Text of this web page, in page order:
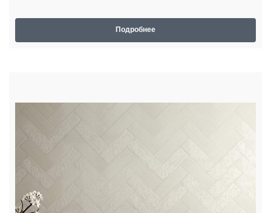
Подробнее